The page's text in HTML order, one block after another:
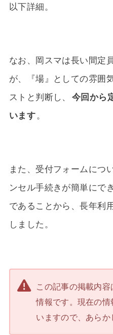
以下詳細。
なお、岡スマは長い間定
が、『場』としての雰囲
ストと判断し、
今回から
います。
また、受付フォームにつ
ンセル手続きが簡単にで
であることから、長年利
しました。
この記事の掲載内容
情報です。現在の
いますので、あらか